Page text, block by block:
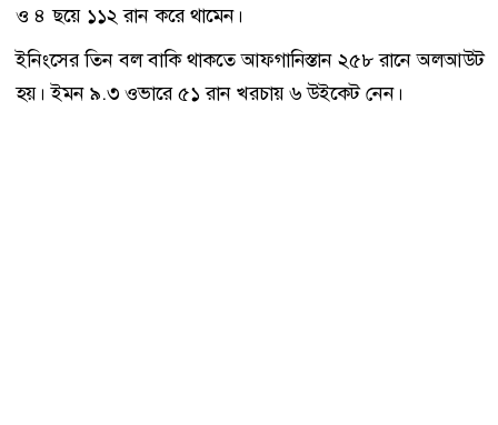
ও ৪ ছয়ে ১১২ রান করে থামেন।
ইনিংসের তিন বল বাকি থাকতে আফগানিস্তান ২৫৮ রানে অলআউট
হয়। ইমন ৯.৩ ওভারে ৫১ রান খরচায় ৬ উইকেট নেন।